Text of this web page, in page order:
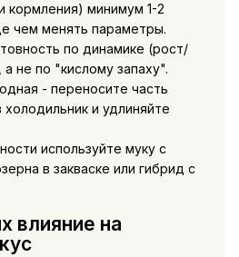
кормления) минимум 1-2
чем менять параметры.
по динамике (рост/
не по "кислому запаху".
- переносите часть
и удлиняйте
используйте муку с
в закваске или гибрид с
влияние на